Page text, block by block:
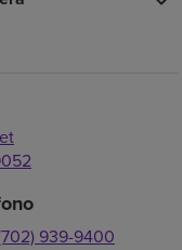
939-9400